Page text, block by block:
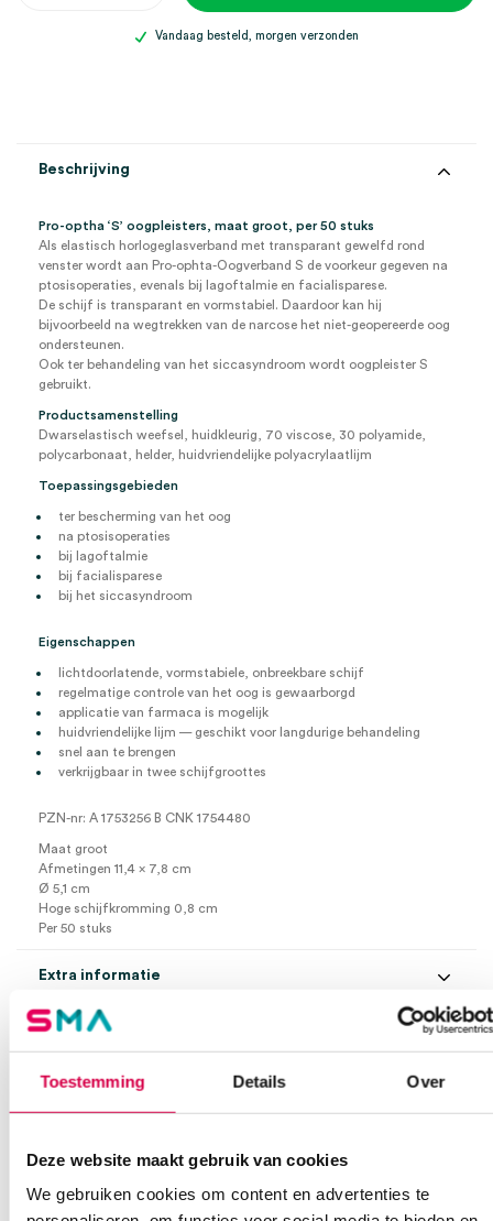
Toestemming Details Over
Deze website maakt gebruik van cookies
We gebruiken cookies om content en advertenties te
oogpleisters,
Vandaag besteld, morgen verzonden
Beschrijving
Pro-optha ‘S’ oogpleisters, maat groot, per 50 stuks
Als elastisch horlogeglasverband met transparant gewelfd rond
venster wordt aan Pro-ophta-Oogverband S de voorkeur gegeven na
ptosisoperaties, evenals bij lagoftalmie en facialisparese.
De schijf is transparant en vormstabiel. Daardoor kan hij
bijvoorbeeld na wegtrekken van de narcose het niet-geopereerde oog
ondersteunen.
Ook ter behandeling van het siccasyndroom wordt oogpleister S
gebruikt.
Productsamenstelling
Dwarselastisch weefsel, huidkleurig, 70 viscose, 30 polyamide,
polycarbonaat, helder, huidvriendelijke polyacrylaatlijm
Toepassingsgebieden
ter bescherming van het oog
na ptosisoperaties
bij lagoftalmie
bij facialisparese
bij het siccasyndroom
Eigenschappen
lichtdoorlatende, vormstabiele, onbreekbare schijf
regelmatige controle van het oog is gewaarborgd
applicatie van farmaca is mogelijk
huidvriendelijke lijm — geschikt voor langdurige behandeling
snel aan te brengen
verkrijgbaar in twee schijfgroottes
PZN-nr: A 1753256 B CNK 1754480
Maat groot
Afmetingen 11,4 x 7,8 cm
Ø 5,1 cm
Hoge schijfkromming 0,8 cm
Per 50 stuks
Extra informatie
Maat
Beoordelingen (0)
Beoordelingen
Vaste klanten, vaste korting